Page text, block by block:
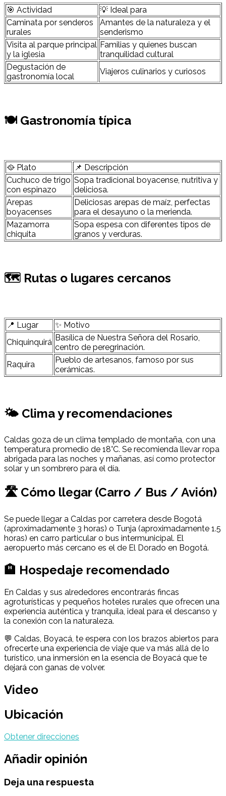
🎯 Actividad
💡 Ideal para
Caminata por senderos
rurales
Amantes de la naturaleza y el
senderismo
Visita al parque principal
y la iglesia
Familias y quienes buscan
tranquilidad cultural
Degustación de
gastronomía local
Viajeros culinarios y curiosos
🍽 Gastronomía típica
🥘 Plato
📌 Descripción
Cuchuco de trigo
con espinazo
Sopa tradicional boyacense, nutritiva y
deliciosa.
Arepas
boyacenses
Deliciosas arepas de maíz, perfectas
para el desayuno o la merienda.
Mazamorra
chiquita
Sopa espesa con diferentes tipos de
granos y verduras.
🗺 Rutas o lugares cercanos
📍 Lugar
✨ Motivo
Chiquinquirá Basílica de Nuestra Señora del Rosario,
centro de peregrinación.
Raquira
Pueblo de artesanos, famoso por sus
cerámicas.
🌤 Clima y recomendaciones
Caldas goza de un clima templado de montaña, con una
temperatura promedio de 18°C. Se recomienda llevar ropa
abrigada para las noches y mañanas, así como protector
solar y un sombrero para el día.
🛣 Cómo llegar (Carro / Bus / Avión)
Se puede llegar a Caldas por carretera desde Bogotá
(aproximadamente 3 horas) o Tunja (aproximadamente 1.5
horas) en carro particular o bus intermunicipal. El
aeropuerto más cercano es el de El Dorado en Bogotá.
🏨 Hospedaje recomendado
En Caldas y sus alrededores encontrarás fincas
agroturísticas y pequeños hoteles rurales que ofrecen una
experiencia auténtica y tranquila, ideal para el descanso y
la conexión con la naturaleza.
💬 Caldas, Boyacá, te espera con los brazos abiertos para
ofrecerte una experiencia de viaje que va más allá de lo
turístico, una inmersión en la esencia de Boyacá que te
dejará con ganas de volver.
Video
Ubicación
Obtener direcciones
Añadir opinión
Deja una respuesta